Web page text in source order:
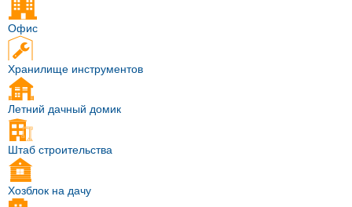
Офис
Хранилище инструментов
Летний дачный домик
Штаб строительства
Хозблок на дачу